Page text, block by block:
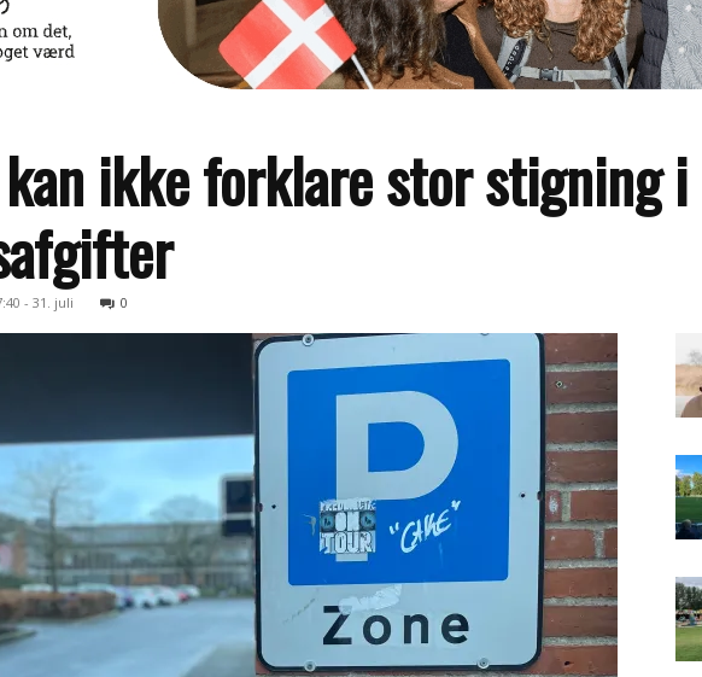
ikke forklare stor stigning i
- 31. juli 0